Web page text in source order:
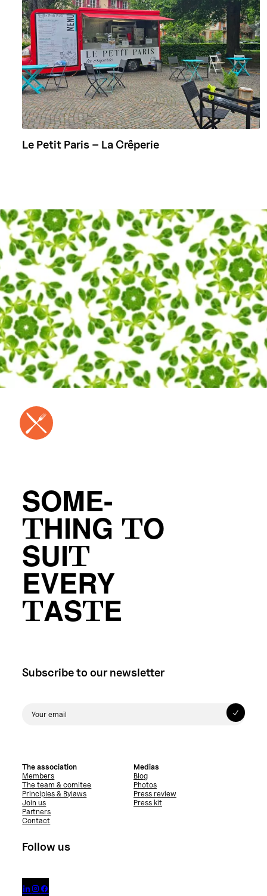
Le Petit Paris – La Crêperie
SOME-
THING TO
SUIT
EVERY
TASTE
Subscribe to our newsletter
The association
Members
The team & comitee
Principles & Bylaws
Join us
Partners
Contact
Medias
Blog
Photos
Press review
Press kit
Follow us
  